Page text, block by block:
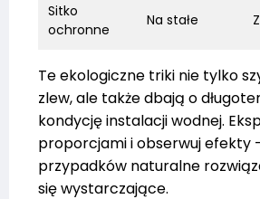
Sitko
ochronne
Na stałe
Te ekologiczne triki nie tylko
zlew, ale także dbają o
kondycję instalacji wodnej.
proporcjami i obserwuj efekty
przypadków naturalne
się wystarczające.